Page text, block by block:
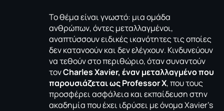
Το θέμα είναι γνωστό: μια ομάδα
ανθρώπων, όντες μεταλλαγμένοι,
αναπτύσσουν ειδικές ικανότητες τις οποίες
δεν κατανοούν και δεν ελέγχουν. Κινδυνεύουν
να τεθούν στο περιθώριο, όταν συναντούν
τονCharles Xavier, έναν μεταλλαγμένο που
παρουσιάζεται ως Professor X, που τους
προσφέρει ασφάλεια και εκπαίδευση στην
ακαδημία που έχει ιδρύσει με όνομα Xavier’s